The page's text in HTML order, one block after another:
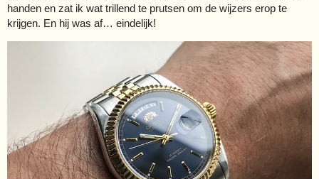
handen en zat ik wat trillend te prutsen om de wijzers erop te
krijgen. En hij was af… eindelijk!